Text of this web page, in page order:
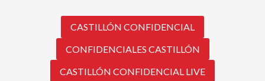
CASTILLÓN CONFIDENCIAL
CONFIDENCIALES CASTILLÓN
CASTILLÓN CONFIDENCIAL LIVE